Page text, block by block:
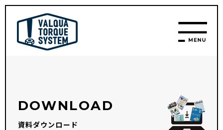
DOWNLOAD
資料ダウンロード